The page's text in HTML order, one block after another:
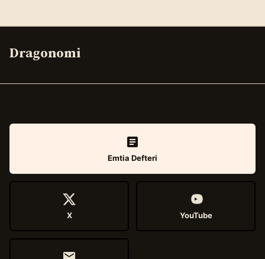
Dragonomi
Emtia Defteri
X YouTube